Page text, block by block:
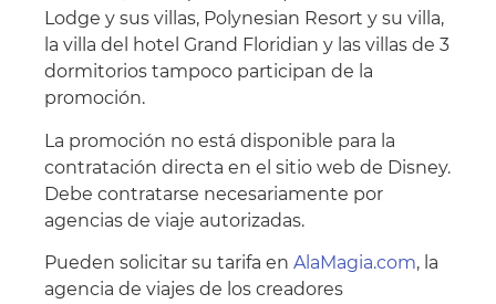
Lodge y sus villas, Polynesian Resort y su villa,
la villa del hotel Grand Floridian y las villas de 3
dormitorios tampoco participan de la
promoción.
La promoción no está disponible para la
contratación directa en el sitio web de Disney.
Debe contratarse necesariamente por
agencias de viaje autorizadas.
Pueden solicitar su tarifa en AlaMagia.com, la
agencia de viajes de los creadores